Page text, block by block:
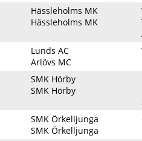
Hässleholms MK
Hässleholms MK
Lunds AC
Arlövs MC
SMK Hörby
SMK Hörby
SMK Örkelljunga
SMK Örkelljunga